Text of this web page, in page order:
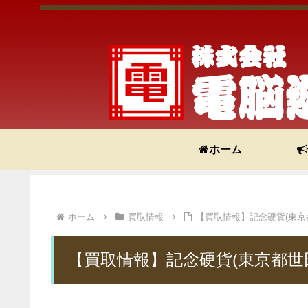
ホーム
ホーム 買取情報 【買取情報】記念硬貨(東
【買取情報】記念硬貨(東京都